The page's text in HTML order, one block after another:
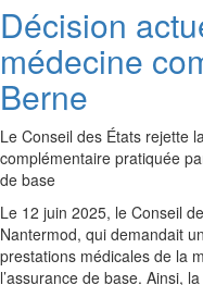
Décision
médecine
Berne
Le Conseil des États rejette
complémentaire pratiquée
de base
Le 12 juin 2025, le Conseil
Nantermod, qui demandait
prestations médicales de la
l’assurance de base. Ainsi,